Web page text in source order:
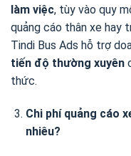
làm việc, tùy vào quy
quảng cáo thân xe hay
Tindi Bus Ads hỗ trợ
tiến độ thường xuyên
thức.
Chi phí quảng cáo
nhiêu?